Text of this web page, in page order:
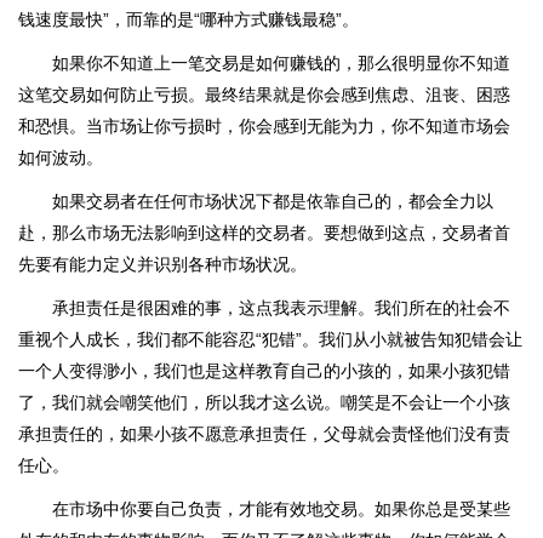
钱速度最快”，而靠的是“哪种方式赚钱最稳”。
如果你不知道上一笔交易是如何赚钱的，那么很明显你不知道
这笔交易如何防止亏损。最终结果就是你会感到焦虑、沮丧、困惑
和恐惧。当市场让你亏损时，你会感到无能为力，你不知道市场会
如何波动。
如果交易者在任何市场状况下都是依靠自己的，都会全力以
赴，那么市场无法影响到这样的交易者。要想做到这点，交易者首
先要有能力定义并识别各种市场状况。
承担责任是很困难的事，这点我表示理解。我们所在的社会不
重视个人成长，我们都不能容忍“犯错”。我们从小就被告知犯错会让
一个人变得渺小，我们也是这样教育自己的小孩的，如果小孩犯错
了，我们就会嘲笑他们，所以我才这么说。嘲笑是不会让一个小孩
承担责任的，如果小孩不愿意承担责任，父母就会责怪他们没有责
任心。
在市场中你要自己负责，才能有效地交易。如果你总是受某些